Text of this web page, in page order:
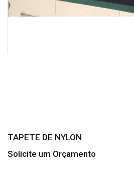
TAPETE DE NYLON
Solicite um Orçamento